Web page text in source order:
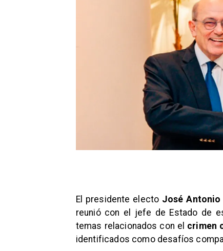
El presidente electo José Antonio
reunió con el jefe de Estado de
temas relacionados con el crimen
identificados como desafíos